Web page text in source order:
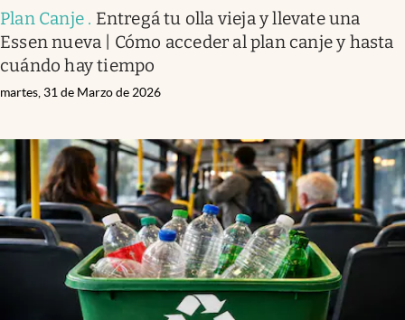
Plan Canje . Entregá tu olla vieja y llevate una
Essen nueva | Cómo acceder al plan canje y hasta
cuándo hay tiempo
martes, 31 de Marzo de 2026